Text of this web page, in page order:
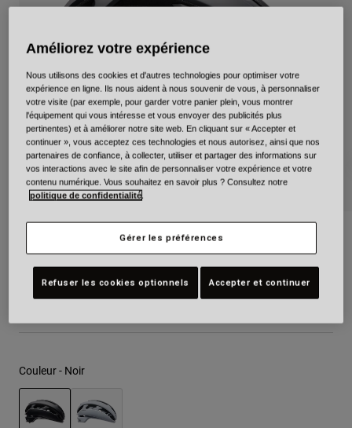
Rétro
Pièces détachées
Voir tout
Pièces détachées
Voir tout
XR Spherical Solid
Article n°39215
249,99 €
Couleur - Noir
Améliorez votre expérience
Nous utilisons des cookies et d'autres technologies pour optimiser votre
expérience en ligne. Ils nous aident à nous souvenir de vous, à personnaliser
votre visite (par exemple, pour garder votre panier plein, vous montrer
l'équipement qui vous intéresse et vous envoyer des publicités plus
pertinentes) et à améliorer notre site web. En cliquant sur « Accepter et
continuer », vous acceptez ces technologies et nous autorisez, ainsi que nos
partenaires de confiance, à collecter, utiliser et partager des informations sur
vos interactions avec le site afin de personnaliser votre expérience et votre
contenu numérique. Vous souhaitez en savoir plus ? Consultez notre
politique de confidentialité.
Gérer les préférences
Refuser les cookies optionnels Accepter et continuer